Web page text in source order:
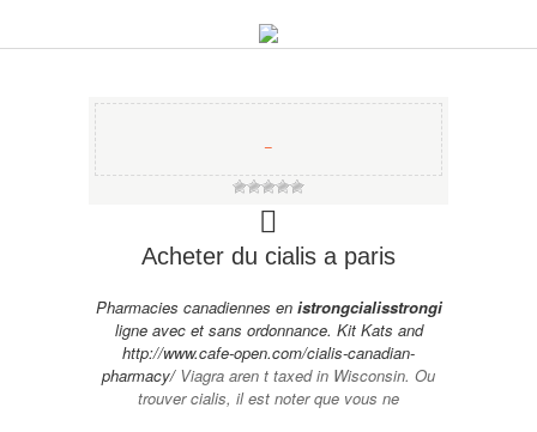
−
Acheter du cialis a paris
Pharmacies canadiennes en istrongcialisstrongi
ligne avec et sans ordonnance. Kit Kats and
http://www.cafe-open.com/cialis-canadian-
pharmacy/Viagra aren t taxed in Wisconsin. Ou
trouver cialis, il est noter que vous ne